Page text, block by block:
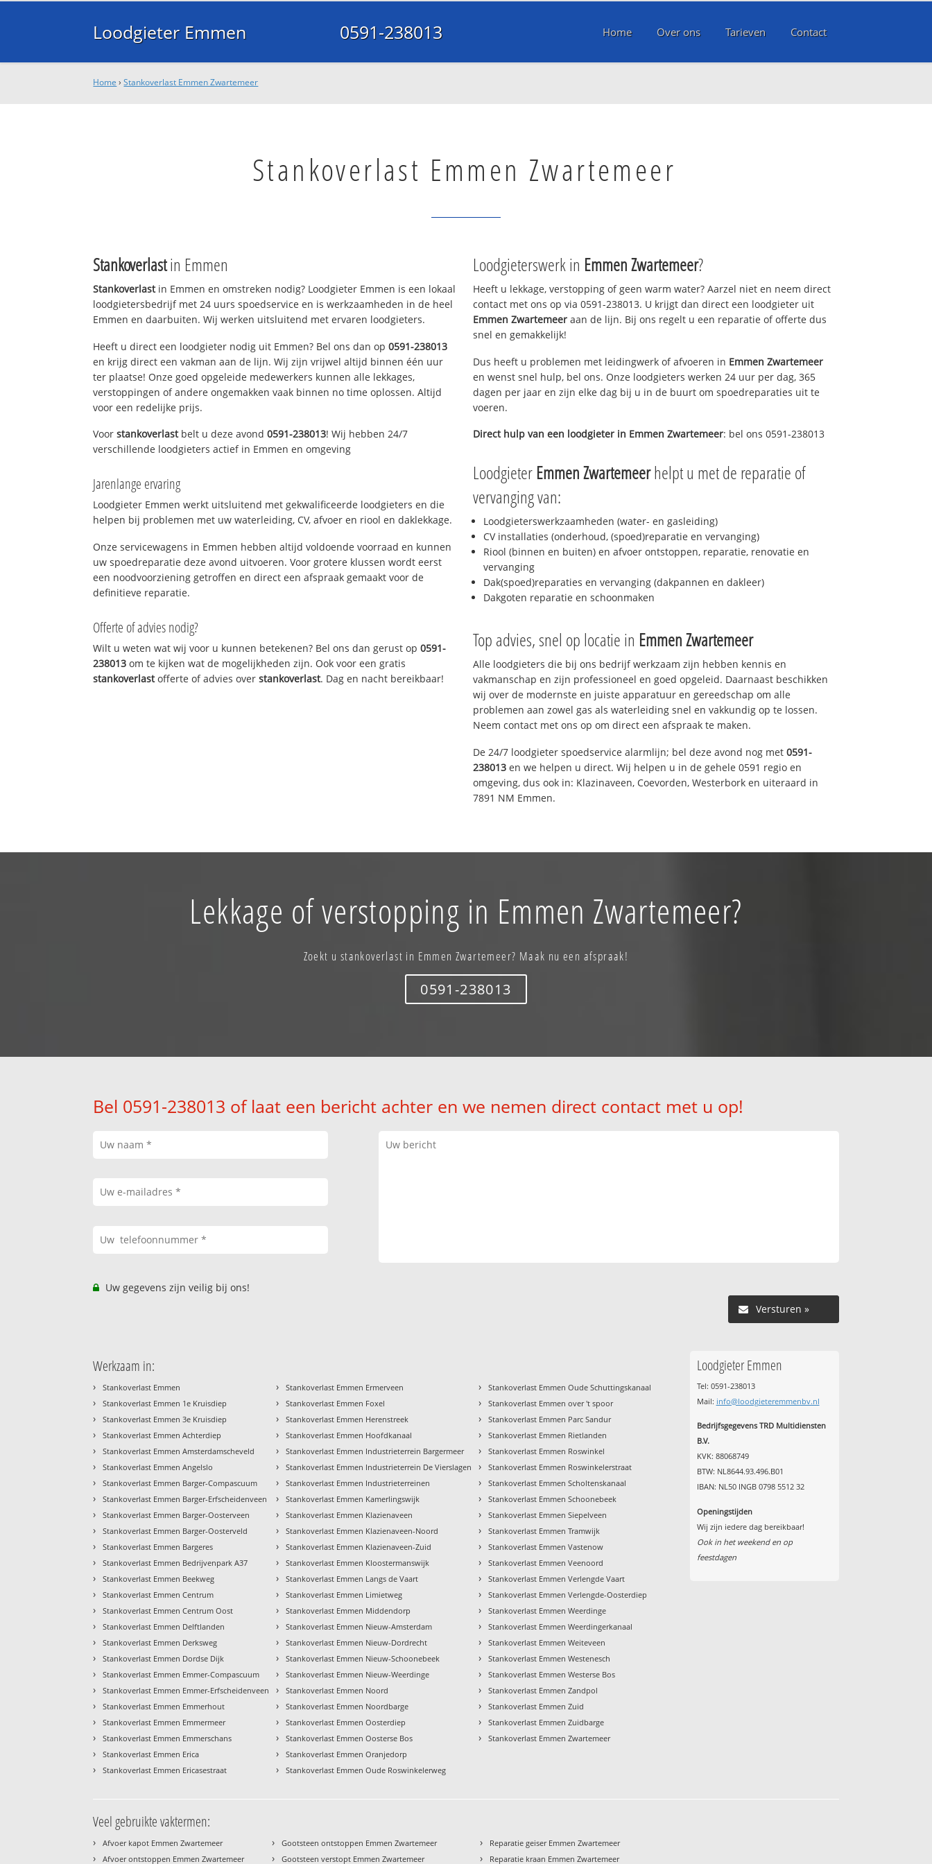
Loodgieter Emmen 0591-238013 Home Over ons Tarieven Contact
Home ›Stankoverlast Emmen Zwartemeer
Stankoverlast Emmen Zwartemeer
Stankoverlastin Emmen
Stankoverlastin Emmen en omstreken nodig? Loodgieter Emmen is een lokaal
loodgietersbedrijf met 24 uurs spoedservice en is werkzaamheden in de heel
Emmen en daarbuiten. Wij werken uitsluitend met ervaren loodgieters.
Heeft u direct een loodgieter nodig uit Emmen? Bel ons dan op0591-238013
en krijg direct een vakman aan de lijn. Wij zijn vrijwel altijd binnen één uur
ter plaatse! Onze goed opgeleide medewerkers kunnen alle lekkages,
verstoppingen of andere ongemakken vaak binnen no time oplossen. Altijd
voor een redelijke prijs.
Voorstankoverlastbelt u deze avond0591-238013! Wij hebben 24/7
verschillende loodgieters actief in Emmen en omgeving
Jarenlange ervaring
Loodgieter Emmen werkt uitsluitend met gekwalificeerde loodgieters en die
helpen bij problemen met uw waterleiding, CV, afvoer en riool en daklekkage.
Onze servicewagens in Emmen hebben altijd voldoende voorraad en kunnen
uw spoedreparatie deze avond uitvoeren. Voor grotere klussen wordt eerst
een noodvoorziening getroffen en direct een afspraak gemaakt voor de
definitieve reparatie.
Offerte of advies nodig?
Wilt u weten wat wij voor u kunnen betekenen? Bel ons dan gerust op0591-
238013 om te kijken wat de mogelijkheden zijn. Ook voor een gratis
stankoverlastofferte of advies overstankoverlast. Dag en nacht bereikbaar!
Loodgieterswerk in Emmen Zwartemeer?
Heeft u lekkage, verstopping of geen warm water? Aarzel niet en neem direct
contact met ons op via 0591-238013. U krijgt dan direct een loodgieter uit
Emmen Zwartemeer aan de lijn. Bij ons regelt u een reparatie of offerte dus
snel en gemakkelijk!
Dus heeft u problemen met leidingwerk of afvoeren in Emmen Zwartemeer
en wenst snel hulp, bel ons. Onze loodgieters werken 24 uur per dag, 365
dagen per jaar en zijn elke dag bij u in de buurt om spoedreparaties uit te
voeren.
Direct hulp van een loodgieter in Emmen Zwartemeer: bel ons 0591-238013
Loodgieter Emmen Zwartemeerhelpt u met de reparatie of
vervanging van:
Loodgieterswerkzaamheden (water- en gasleiding)
CV installaties (onderhoud, (spoed)reparatie en vervanging)
Riool (binnen en buiten) en afvoer ontstoppen, reparatie, renovatie en
vervanging
Dak(spoed)reparaties en vervanging (dakpannen en dakleer)
Dakgoten reparatie en schoonmaken
Top advies, snel op locatie in Emmen Zwartemeer
Alle loodgieters die bij ons bedrijf werkzaam zijn hebben kennis en
vakmanschap en zijn professioneel en goed opgeleid. Daarnaast beschikken
wij over de modernste en juiste apparatuur en gereedschap om alle
problemen aan zowel gas als waterleiding snel en vakkundig op te lossen.
Neem contact met ons op om direct een afspraak te maken.
De 24/7 loodgieter spoedservice alarmlijn; bel deze avond nog met 0591-
238013 en we helpen u direct. Wij helpen u in de gehele 0591 regio en
omgeving, dus ook in: Klazinaveen, Coevorden, Westerbork en uiteraard in
7891 NM Emmen.
Lekkage of verstopping in Emmen Zwartemeer?
Zoekt u stankoverlast in Emmen Zwartemeer? Maak nu een afspraak!
0591-238013
Bel 0591-238013 of laat een bericht achter en we nemen direct contact met u op!
Uw gegevens zijn veilig bij ons!
Versturen »
Werkzaam in:
› Stankoverlast Emmen
› Stankoverlast Emmen 1e Kruisdiep
› Stankoverlast Emmen 3e Kruisdiep
› Stankoverlast Emmen Achterdiep
› Stankoverlast Emmen Amsterdamscheveld
› Stankoverlast Emmen Angelslo
› Stankoverlast Emmen Barger-Compascuum
› Stankoverlast Emmen Barger-Erfscheidenveen
› Stankoverlast Emmen Barger-Oosterveen
› Stankoverlast Emmen Barger-Oosterveld
› Stankoverlast Emmen Bargeres
› Stankoverlast Emmen Bedrijvenpark A37
› Stankoverlast Emmen Beekweg
› Stankoverlast Emmen Centrum
› Stankoverlast Emmen Centrum Oost
› Stankoverlast Emmen Delftlanden
› Stankoverlast Emmen Derksweg
› Stankoverlast Emmen Dordse Dijk
› Stankoverlast Emmen Emmer-Compascuum
› Stankoverlast Emmen Emmer-Erfscheidenveen
› Stankoverlast Emmen Emmerhout
› Stankoverlast Emmen Emmermeer
› Stankoverlast Emmen Emmerschans
› Stankoverlast Emmen Erica
› Stankoverlast Emmen Ericasestraat
› Stankoverlast Emmen Ermerveen
› Stankoverlast Emmen Foxel
› Stankoverlast Emmen Herenstreek
› Stankoverlast Emmen Hoofdkanaal
› Stankoverlast Emmen Industrieterrein Bargermeer
› Stankoverlast Emmen Industrieterrein De Vierslagen
› Stankoverlast Emmen Industrieterreinen
› Stankoverlast Emmen Kamerlingswijk
› Stankoverlast Emmen Klazienaveen
› Stankoverlast Emmen Klazienaveen-Noord
› Stankoverlast Emmen Klazienaveen-Zuid
› Stankoverlast Emmen Kloostermanswijk
› Stankoverlast Emmen Langs de Vaart
› Stankoverlast Emmen Limietweg
› Stankoverlast Emmen Middendorp
› Stankoverlast Emmen Nieuw-Amsterdam
› Stankoverlast Emmen Nieuw-Dordrecht
› Stankoverlast Emmen Nieuw-Schoonebeek
› Stankoverlast Emmen Nieuw-Weerdinge
› Stankoverlast Emmen Noord
› Stankoverlast Emmen Noordbarge
› Stankoverlast Emmen Oosterdiep
› Stankoverlast Emmen Oosterse Bos
› Stankoverlast Emmen Oranjedorp
› Stankoverlast Emmen Oude Roswinkelerweg
› Stankoverlast Emmen Oude Schuttingskanaal
› Stankoverlast Emmen over 't spoor
› Stankoverlast Emmen Parc Sandur
› Stankoverlast Emmen Rietlanden
› Stankoverlast Emmen Roswinkel
› Stankoverlast Emmen Roswinkelerstraat
› Stankoverlast Emmen Scholtenskanaal
› Stankoverlast Emmen Schoonebeek
› Stankoverlast Emmen Siepelveen
› Stankoverlast Emmen Tramwijk
› Stankoverlast Emmen Vastenow
› Stankoverlast Emmen Veenoord
› Stankoverlast Emmen Verlengde Vaart
› Stankoverlast Emmen Verlengde-Oosterdiep
› Stankoverlast Emmen Weerdinge
› Stankoverlast Emmen Weerdingerkanaal
› Stankoverlast Emmen Weiteveen
› Stankoverlast Emmen Westenesch
› Stankoverlast Emmen Westerse Bos
› Stankoverlast Emmen Zandpol
› Stankoverlast Emmen Zuid
› Stankoverlast Emmen Zuidbarge
› Stankoverlast Emmen Zwartemeer
Loodgieter Emmen
Tel: 0591-238013
Mail: info@loodgieteremmenbv.nl
Bedrijfsgegevens TRD Multidiensten
B.V.
KVK: 88068749
BTW: NL8644.93.496.B01
IBAN: NL50 INGB 0798 5512 32
Openingstijden
Wij zijn iedere dag bereikbaar!
Ook in het weekend en op
feestdagen
Veel gebruikte vaktermen:
› Afvoer kapot Emmen Zwartemeer
› Afvoer ontstoppen Emmen Zwartemeer
› Gootsteen ontstoppen Emmen Zwartemeer
› Gootsteen verstopt Emmen Zwartemeer
› Reparatie geiser Emmen Zwartemeer
› Reparatie kraan Emmen Zwartemeer